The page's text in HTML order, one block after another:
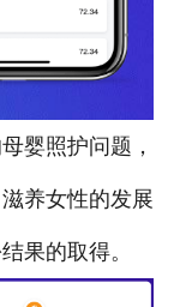
婴照护问题，
养女性的发展
果的取得。